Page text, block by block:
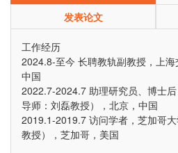
发表论文
工作经历
2024.8-至今 长聘教轨副教授，上海
中国
2022.7-2024.7 助理研究员、博士
导师：刘磊教授），北京，中国
2019.1-2019.7 访问学者，芝加哥
教授），芝加哥，美国